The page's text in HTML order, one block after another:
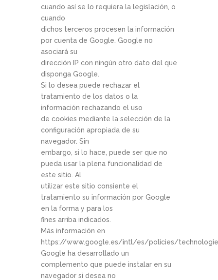
cuando así se lo requiera la legislación, o
cuando
dichos terceros procesen la información
por cuenta de Google. Google no
asociará su
dirección IP con ningún otro dato del que
disponga Google.
Si lo desea puede rechazar el
tratamiento de los datos o la
información rechazando el uso
de cookies mediante la selección de la
configuración apropiada de su
navegador. Sin
embargo, si lo hace, puede ser que no
pueda usar la plena funcionalidad de
este sitio. Al
utilizar este sitio consiente el
tratamiento su información por Google
en la forma y para los
fines arriba indicados.
Más información en
https://www.google.es/intl/es/policies/
Google ha desarrollado un
complemento que puede instalar en su
navegador si desea no